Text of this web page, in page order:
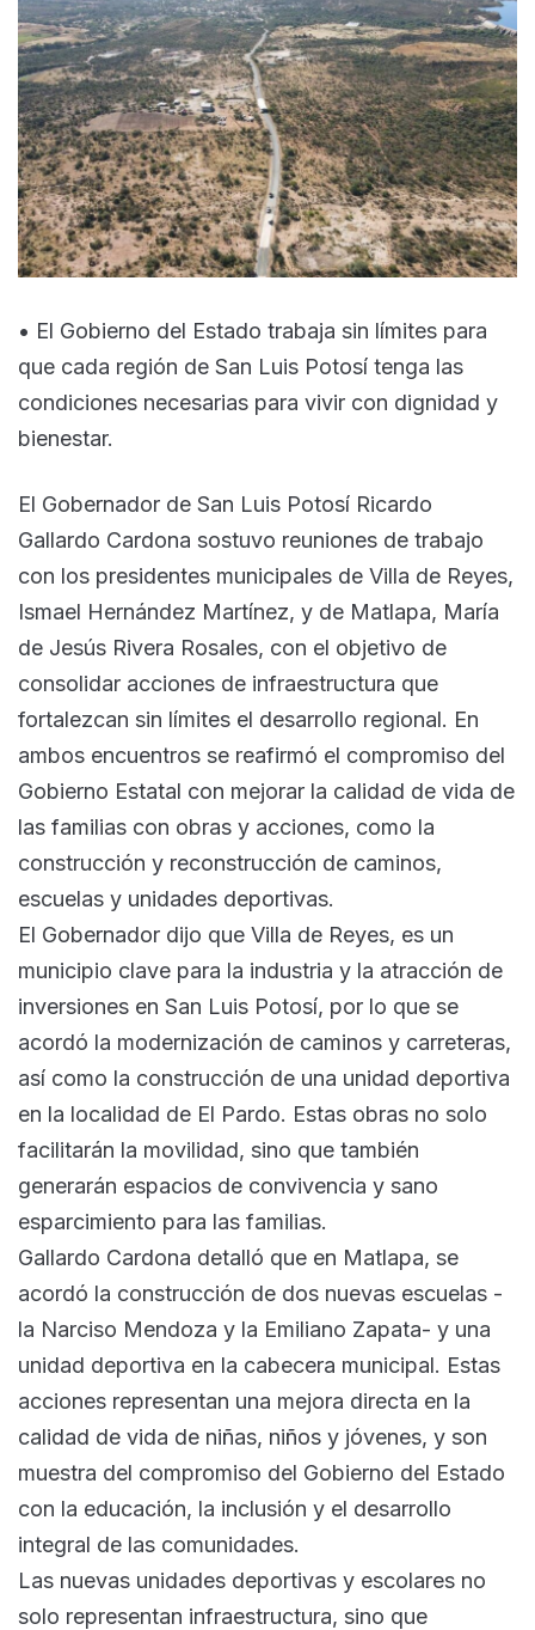
• El Gobierno del Estado trabaja sin límites para
que cada región de San Luis Potosí tenga las
condiciones necesarias para vivir con dignidad y
bienestar.
El Gobernador de San Luis Potosí Ricardo
Gallardo Cardona sostuvo reuniones de trabajo
con los presidentes municipales de Villa de Reyes,
Ismael Hernández Martínez, y de Matlapa, María
de Jesús Rivera Rosales, con el objetivo de
consolidar acciones de infraestructura que
fortalezcan sin límites el desarrollo regional. En
ambos encuentros se reafirmó el compromiso del
Gobierno Estatal con mejorar la calidad de vida de
las familias con obras y acciones, como la
construcción y reconstrucción de caminos,
escuelas y unidades deportivas.
El Gobernador dijo que Villa de Reyes, es un
municipio clave para la industria y la atracción de
inversiones en San Luis Potosí, por lo que se
acordó la modernización de caminos y carreteras,
así como la construcción de una unidad deportiva
en la localidad de El Pardo. Estas obras no solo
facilitarán la movilidad, sino que también
generarán espacios de convivencia y sano
esparcimiento para las familias.
Gallardo Cardona detalló que en Matlapa, se
acordó la construcción de dos nuevas escuelas -
la Narciso Mendoza y la Emiliano Zapata- y una
unidad deportiva en la cabecera municipal. Estas
acciones representan una mejora directa en la
calidad de vida de niñas, niños y jóvenes, y son
muestra del compromiso del Gobierno del Estado
con la educación, la inclusión y el desarrollo
integral de las comunidades.
Las nuevas unidades deportivas y escolares no
solo representan infraestructura, sino que